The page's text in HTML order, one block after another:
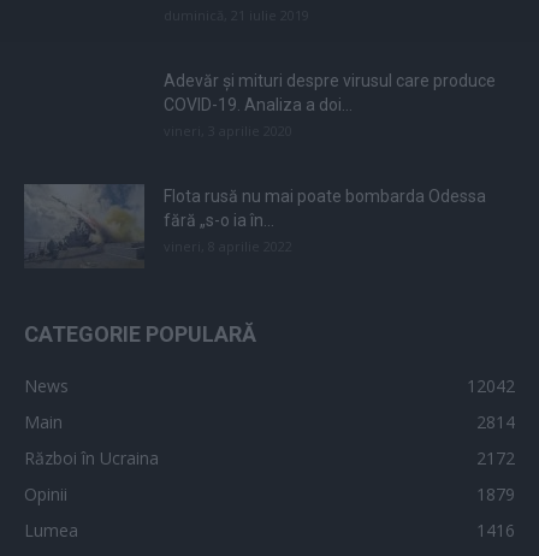
Adevăr și mituri despre virusul care produce
COVID-19. Analiza a doi...
Flota rusă nu mai poate bombarda Odessa
fără „s-o ia în...
CATEGORIE POPULARĂ
News
12042
Main
2814
Război în Ucraina
2172
Opinii
1879
Lumea
1416